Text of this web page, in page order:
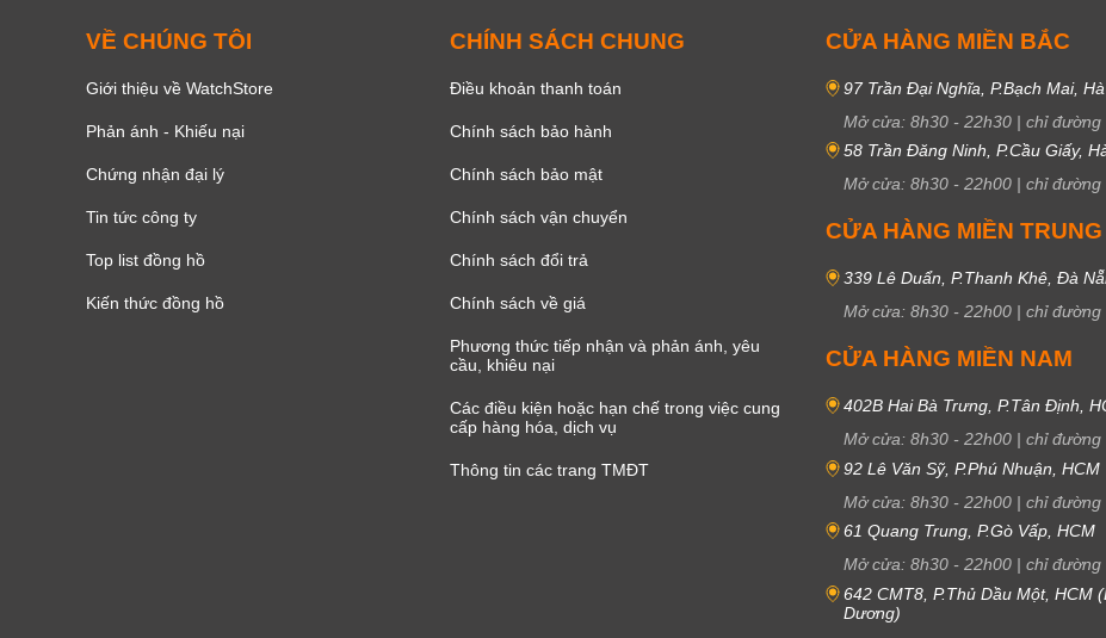
Lịch ngày Giờ, phút, giây Giờ, phút
VỀ CHÚNG TÔI
Giới thiệu về WatchStore
Phản ánh - Khiếu nại
Chứng nhận đại lý
Tin tức công ty
Top list đồng hồ
Kiến thức đồng hồ
CHÍNH SÁCH CHUNG
Điều khoản thanh toán
Chính sách bảo hành
Chính sách bảo mật
Chính sách vận chuyển
Chính sách đổi trả
Chính sách về giá
Phương thức tiếp nhận và phản ánh, yêu
cầu, khiêu nại
Các điều kiện hoặc hạn chế trong việc cung
cấp hàng hóa, dịch vụ
Thông tin các trang TMĐT
CỬA HÀNG MIỀN BẮC
97 Trần Đại Nghĩa, P.Bạch Mai,
Mở cửa: 8h30 - 22h30 | chỉ đường
58 Trần Đăng Ninh, P.Cầu Giấy,
Mở cửa: 8h30 - 22h00 | chỉ đường
CỬA HÀNG MIỀN TRUNG
339 Lê Duẩn, P.Thanh Khê, Đà
Mở cửa: 8h30 - 22h00 | chỉ đường
CỬA HÀNG MIỀN NAM
402B Hai Bà Trưng, P.Tân Định,
Mở cửa: 8h30 - 22h00 | chỉ đường
92 Lê Văn Sỹ, P.Phú Nhuận, HCM
Mở cửa: 8h30 - 22h00 | chỉ đường
61 Quang Trung, P.Gò Vấp, HCM
Mở cửa: 8h30 - 22h00 | chỉ đường
642 CMT8, P.Thủ Dầu Một, HCM
Dương)